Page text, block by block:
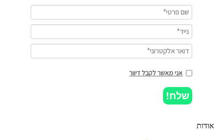
אני מאשר לקבל דיוור
שלח!